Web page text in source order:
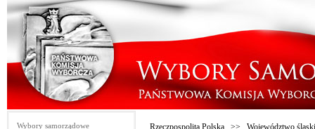
Wybory samorządowe Rzeczpospolita Polska >> Województwo